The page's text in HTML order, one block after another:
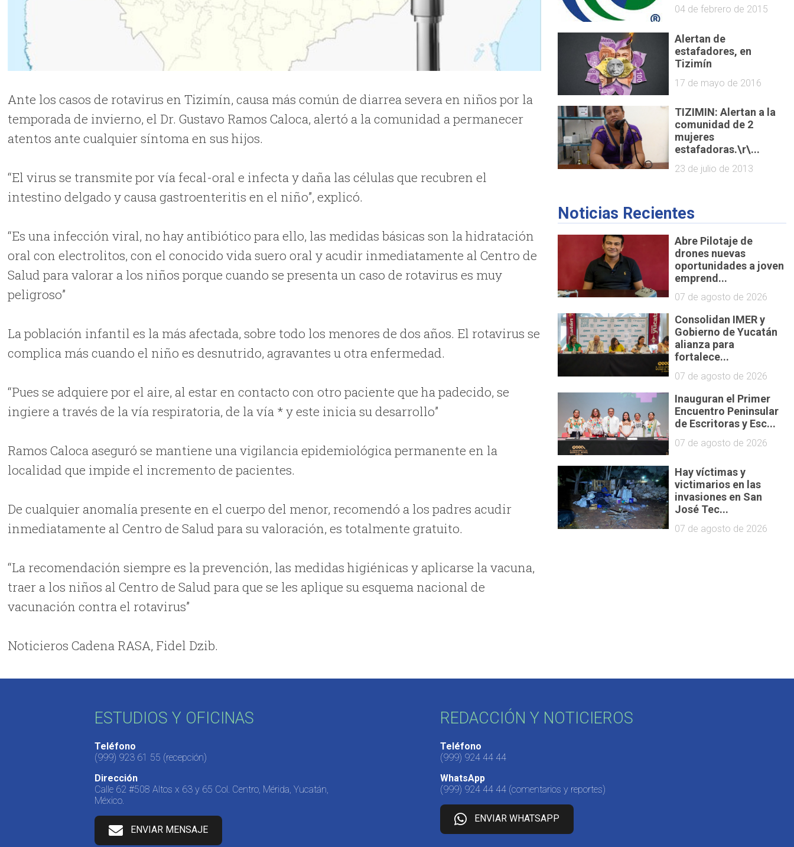
Ante los casos de rotavirus en Tizimín, causa más común de diarrea severa en niños por la
temporada de invierno, el Dr. Gustavo Ramos Caloca, alertó a la comunidad a permanecer
atentos ante cualquier síntoma en sus hijos.
“El virus se transmite por vía fecal-oral e infecta y daña las células que recubren el
intestino delgado y causa gastroenteritis en el niño”, explicó.
“Es una infección viral, no hay antibiótico para ello, las medidas básicas son la hidratación
oral con electrolitos, con el conocido vida suero oral y acudir inmediatamente al Centro de
Salud para valorar a los niños porque cuando se presenta un caso de rotavirus es muy
peligroso”
La población infantil es la más afectada, sobre todo los menores de dos años. El rotavirus se
complica más cuando el niño es desnutrido, agravantes u otra enfermedad.
“Pues se adquiere por el aire, al estar en contacto con otro paciente que ha padecido, se
ingiere a través de la vía respiratoria, de la vía * y este inicia su desarrollo”
Ramos Caloca aseguró se mantiene una vigilancia epidemiológica permanente en la
localidad que impide el incremento de pacientes.
De cualquier anomalía presente en el cuerpo del menor, recomendó a los padres acudir
inmediatamente al Centro de Salud para su valoración, es totalmente gratuito.
“La recomendación siempre es la prevención, las medidas higiénicas y aplicarse la vacuna,
traer a los niños al Centro de Salud para que se les aplique su esquema nacional de
vacunación contra el rotavirus”
Noticieros Cadena RASA, Fidel Dzib.
04 de febrero de 2015
Alertan de
estafadores, en
Tizimín
17 de mayo de 2016
TIZIMIN: Alertan a la
comunidad de 2
mujeres
estafadoras.\r\...
23 de julio de 2013
Noticias Recientes
Abre Pilotaje de
drones nuevas
oportunidades a joven
emprend...
07 de agosto de 2026
Consolidan IMER y
Gobierno de Yucatán
alianza para
fortalece...
07 de agosto de 2026
Inauguran el Primer
Encuentro Peninsular
de Escritoras y Esc...
07 de agosto de 2026
Hay víctimas y
victimarios en las
invasiones en San
José Tec...
07 de agosto de 2026
ESTUDIOS Y OFICINAS
Teléfono
(999) 923 61 55 (recepción)
Dirección
Calle 62 #508 Altos x 63 y 65 Col. Centro, Mérida, Yucatán,
México.
ENVIAR MENSAJE
REDACCIÓN Y NOTICIEROS
Teléfono
(999) 924 44 44
WhatsApp
(999) 924 44 44 (comentarios y reportes)
ENVIAR WHATSAPP